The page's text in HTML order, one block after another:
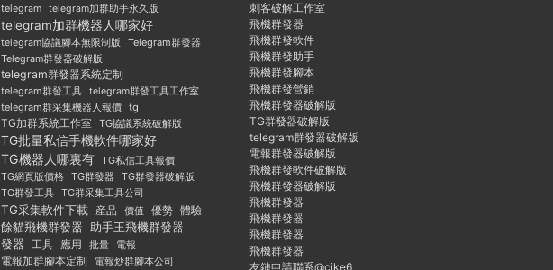
telegram telegram加群助手永久版
telegram加群機器人哪家好
telegram協議腳本無限制版
Telegram群發器
Telegram群發器破解版
telegram群發器系統定制
telegram群發工具 telegram群發工具工作室
telegram群采集機器人報價 tg
TG加群系統工作室 TG協議系統破解版
TG批量私信手機軟件哪家好
TG機器人哪裏有
TG私信工具報價
TG網頁版價格
TG群發器
TG群發器破解版
TG群發工具 TG群采集工具公司
TG采集軟件下載 産品 價值 優勢 體驗
餘貓飛機群發器 助手王飛機群發器
發器 工具 應用 批量 電報
電報加群腳本定制 電報炒群腳本公司
刺客破解工作室
飛機群發器
飛機群發軟件
飛機群發助手
飛機群發腳本
飛機群發營銷
飛機群發器破解版
TG群發器破解版
telegram群發器破解版
電報群發器破解版
飛機群發軟件破解版
飛機群發器破解版
飛機群發器
飛機群發器
飛機群發器
飛機群發器
友鏈申請聯系@cike6